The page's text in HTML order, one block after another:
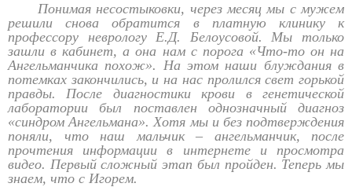
Понимая несостыковки, через месяц мы с мужем
решили снова обратится в платную клинику к
профессору неврологу Е.Д. Белоусовой. Мы только
зашли в кабинет, а она нам с порога «Что-то он на
Ангельманчика похож». На этом наши блуждания в
потемках закончились, и на нас пролился свет горькой
правды. После диагностики крови в генетической
лаборатории был поставлен однозначный диагноз
«синдром Ангельмана». Хотя мы и без подтверждения
поняли, что наш мальчик – ангельманчик, после
прочтения информации в интернете и просмотра
видео. Первый сложный этап был пройден. Теперь мы
знаем, что с Игорем.